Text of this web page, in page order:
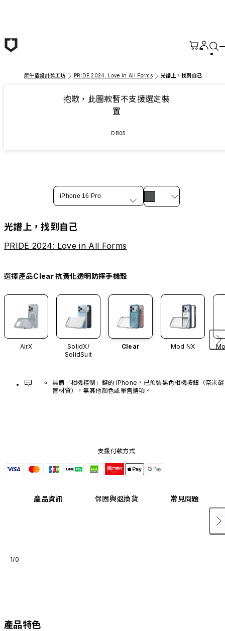
犀牛盾設計款工坊 PRIDE 2024: Love in All Forms 光譜上，找到自己
抱歉，此圖款暫不支援選定裝
置
DB05
iPhone 16 Pro
光譜上，找到自己
PRIDE 2024: Love in All Forms
選擇產品Clear 抗黃化透明防摔手機殼
AirX
SolidX/
SolidSuit
Clear Mod NX
具備「相機控制」鍵的 iPhone，已預裝黑色相機按鈕（奈米碳
管材質），無其他顏色或單售選項。
支援付款方式
產品資訊 保固與退換貨 常見問題
1/0
產品特色